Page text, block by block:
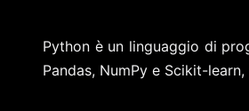
Python è un linguaggio di
Pandas, NumPy e Scikit-